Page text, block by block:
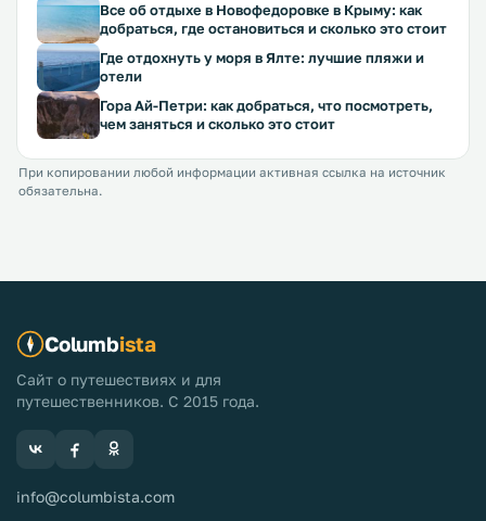
Все об отдыхе в Новофедоровке в Крыму: как
добраться, где остановиться и сколько это стоит
Где отдохнуть у моря в Ялте: лучшие пляжи и
отели
Гора Ай-Петри: как добраться, что посмотреть,
чем заняться и сколько это стоит
При копировании любой информации активная ссылка на источник
обязательна.
Columbista
Сайт о путешествиях и для
путешественников. С 2015 года.
info@columbista.com